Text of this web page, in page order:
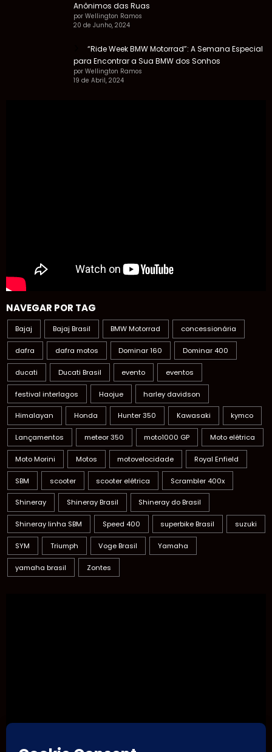
Anônimos das Ruas
por Wellington Ramos
20 de Junho, 2024
“Ride Week BMW Motorrad”: A Semana Especial
para Encontrar a Sua BMW dos Sonhos
por Wellington Ramos
19 de Abril, 2024
NAVEGAR POR TAG
Bajaj Bajaj Brasil BMW Motorrad concessionária
dafra dafra motos Dominar 160 Dominar 400
ducati Ducati Brasil evento eventos
festival interlagos Haojue harley davidson
Himalayan Honda Hunter 350 Kawasaki kymco
Lançamentos meteor 350 moto1000 GP Moto elétrica
Moto Morini Motos motovelocidade Royal Enfield
SBM scooter scooter elétrica Scrambler 400x
Shineray Shineray Brasil Shineray do Brasil
Shineray linha SBM Speed 400 superbike Brasil suzuki
SYM Triumph Voge Brasil Yamaha
yamaha brasil Zontes